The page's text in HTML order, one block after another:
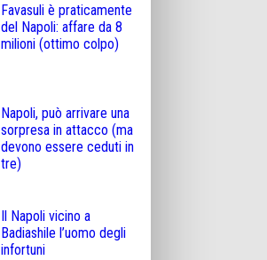
Favasuli è praticamente
del Napoli: affare da 8
milioni (ottimo colpo)
Napoli, può arrivare una
sorpresa in attacco (ma
devono essere ceduti in
tre)
Il Napoli vicino a
Badiashile l’uomo degli
infortuni